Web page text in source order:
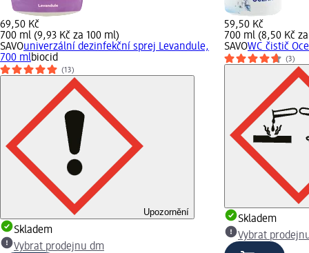
69,50 Kč
700 ml (9,93 Kč za 100 ml)
SAVOuniverzální dezinfekční sprej Levandule,
700 mlbiocid
(13)
Upozornění
Skladem
Vybrat prodejnu dm
59,50 Kč
700 ml (8,50 Kč
SAVOWC čistič
(3)
Skladem
Vybrat